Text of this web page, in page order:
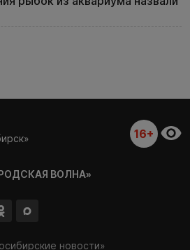
16+
ВОЛНА»
новости»